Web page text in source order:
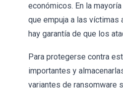
económicos. En la
que empuja a las víctimas
hay garantía de que los
Para protegerse contra
importantes y
variantes de ransomware